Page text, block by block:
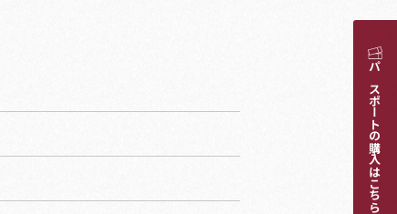
パスポートの購入はこちら